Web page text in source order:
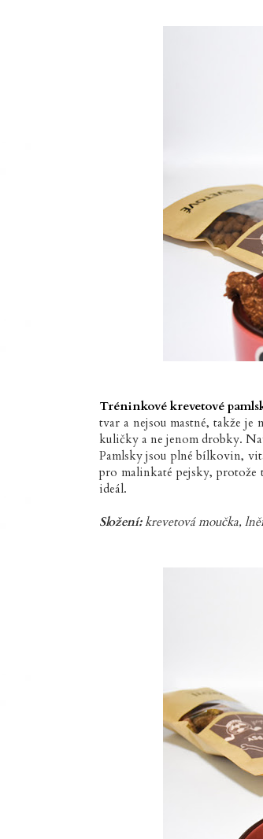
Tréninkové krevetové
tvar a nejsou mastné, takže je
kuličky a ne jenom drobky.
Pamlsky jsou plné bílkovin,
pro malinkaté pejsky, protože
ideál.
Složení:krevetová moučka,